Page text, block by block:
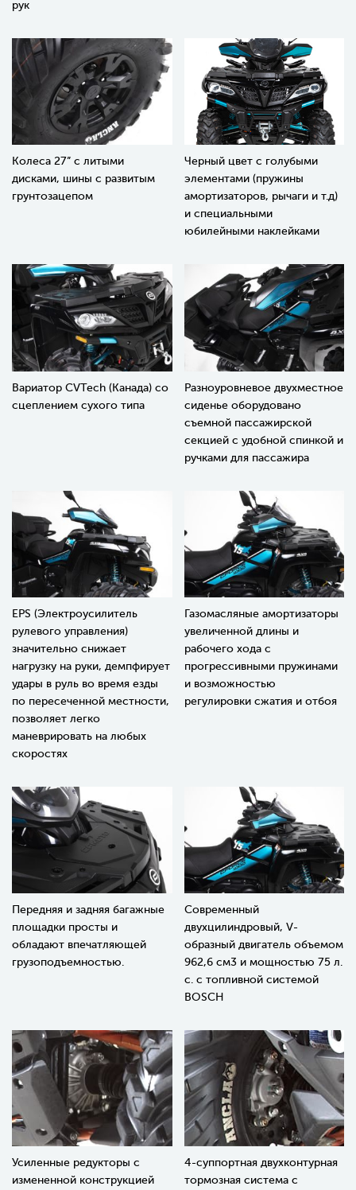
рук
Колеса 27” с литыми
дисками, шины с развитым
грунтозацепом
Черный цвет с голубыми
элементами (пружины
амортизаторов, рычаги и т.д)
и специальными
юбилейными наклейками
Вариатор CVTech (Канада) со
сцеплением сухого типа
Разноуровневое двухместное
сиденье оборудовано
съемной пассажирской
секцией с удобной спинкой и
ручками для пассажира
EPS (Электроусилитель
рулевого управления)
значительно снижает
нагрузку на руки, демпфирует
удары в руль во время езды
по пересеченной местности,
позволяет легко
маневрировать на любых
скоростях
Газомасляные амортизаторы
увеличенной длины и
рабочего хода с
прогрессивными пружинами
и возможностью
регулировки сжатия и отбоя
Передняя и задняя багажные
площадки просты и
обладают впечатляющей
грузоподъемностью.
Современный
двухцилиндровый, V-
образный двигатель объемом
962,6 см3 и мощностью 75 л.
с. с топливной системой
BOSCH
Усиленные редукторы с
измененной конструкцией
4-суппортная двухконтурная
тормозная система с